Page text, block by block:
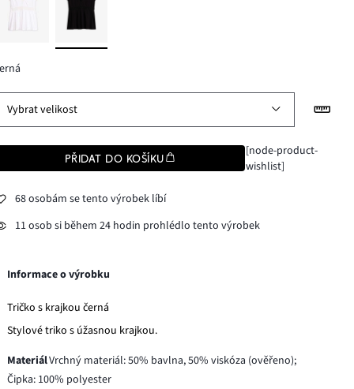
Vybrat velikost
PŘIDAT DO KOŠÍKU
[node-product-
wishlist]
68 osobám se tento výrobek líbí
11 osob si během 24 hodin prohlédlo tento výrobek
Informace o výrobku
Tričko s krajkou černá
Stylové triko s úžasnou krajkou.
MateriálVrchný materiál: 50% bavlna, 50% viskóza (ověřeno);
Čipka: 100% polyester